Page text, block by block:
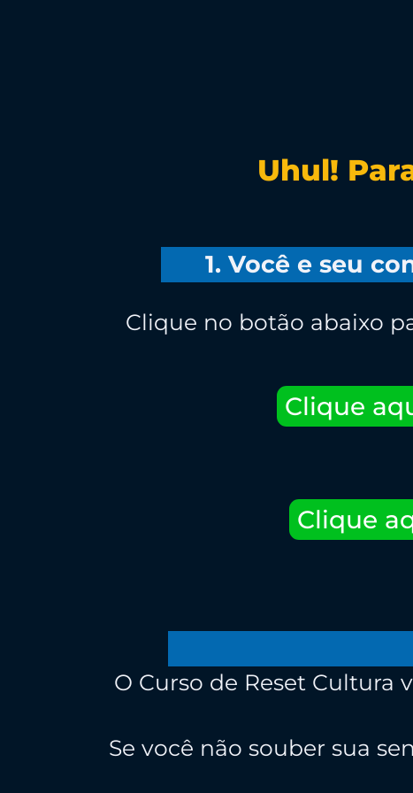
Uhul!
1. Você e seu
Clique no botão abaixo
Clique
Clique
O Curso de Reset Cultura
Se você não souber sua